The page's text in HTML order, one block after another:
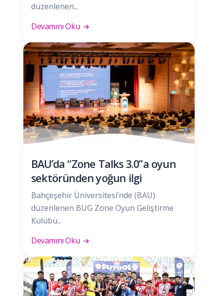
düzenlenen...
Devamını Oku
BAU’da “Zone Talks 3.0”a oyun
sektöründen yoğun ilgi
Bahçeşehir Üniversitesi’nde (BAU)
düzenlenen BUG Zone Oyun Geliştirme
Kulübü...
Devamını Oku